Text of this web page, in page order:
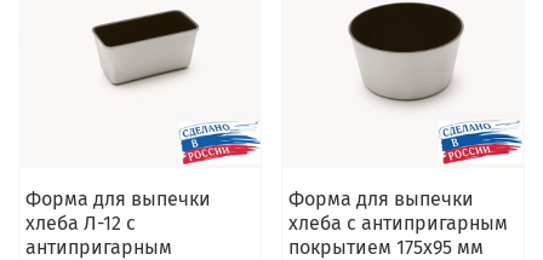
Форма для выпечки
хлеба Л-12 с
антипригарным
Форма для выпечки
хлеба с антипригарным
покрытием 175х95 мм